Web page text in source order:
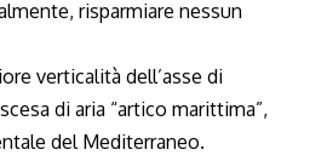
risparmiare nessun
verticalità dell’asse di
di aria “artico marittima”,
del Mediterraneo.